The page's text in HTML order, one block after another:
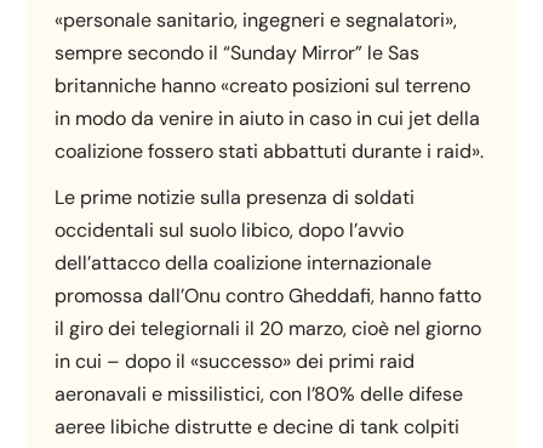
«personale sanitario, ingegneri e segnalatori»,
sempre secondo il “Sunday Mirror” le Sas
britanniche hanno «creato posizioni sul terreno
in modo da venire in aiuto in caso in cui jet della
coalizione fossero stati abbattuti durante i raid».
Le prime notizie sulla presenza di soldati
occidentali sul suolo libico, dopo l’avvio
dell’attacco della coalizione internazionale
promossa dall’Onu contro Gheddafi, hanno fatto
il giro dei telegiornali il 20 marzo, cioè nel giorno
in cui – dopo il «successo» dei primi raid
aeronavali e missilistici, con l’80% delle difese
aeree libiche distrutte e decine di tank colpiti